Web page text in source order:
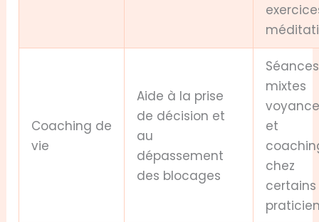
Coaching de
vie
Aide à la prise
de décision et
au
dépassement
des blocages
Séances
mixtes
et
chez
certains